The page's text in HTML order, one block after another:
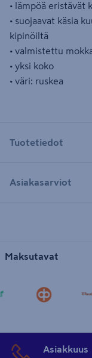
• lämpöä eristävät
• suojaavat käsia
kipinöiltä
• valmistettu
• yksi koko
• väri: ruskea
Tuotetiedot
Asiakasarviot
Maksutavat
Asiakkuus